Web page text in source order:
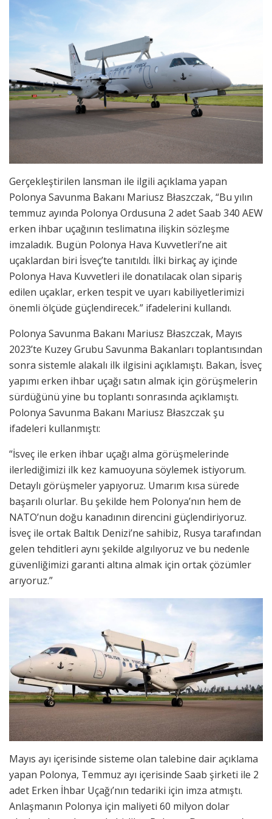
Gerçekleştirilen lansman ile ilgili açıklama yapan
Polonya Savunma Bakanı Mariusz Błaszczak, “Bu yılın
temmuz ayında Polonya Ordusuna 2 adet Saab 340 AEW
erken ihbar uçağının teslimatına ilişkin sözleşme
imzaladık. Bugün Polonya Hava Kuvvetleri’ne ait
uçaklardan biri İsveç’te tanıtıldı. İlki birkaç ay içinde
Polonya Hava Kuvvetleri ile donatılacak olan sipariş
edilen uçaklar, erken tespit ve uyarı kabiliyetlerimizi
önemli ölçüde güçlendirecek.” ifadelerini kullandı.
Polonya Savunma Bakanı Mariusz Błaszczak, Mayıs
2023’te Kuzey Grubu Savunma Bakanları toplantısından
sonra sistemle alakalı ilk ilgisini açıklamıştı. Bakan, İsveç
yapımı erken ihbar uçağı satın almak için görüşmelerin
sürdüğünü yine bu toplantı sonrasında açıklamıştı.
Polonya Savunma Bakanı Mariusz Błaszczak şu
ifadeleri kullanmıştı:
“İsveç ile erken ihbar uçağı alma görüşmelerinde
ilerlediğimizi ilk kez kamuoyuna söylemek istiyorum.
Detaylı görüşmeler yapıyoruz. Umarım kısa sürede
başarılı olurlar. Bu şekilde hem Polonya’nın hem de
NATO’nun doğu kanadının direncini güçlendiriyoruz.
İsveç ile ortak Baltık Denizi’ne sahibiz, Rusya tarafından
gelen tehditleri aynı şekilde algılıyoruz ve bu nedenle
güvenliğimizi garanti altına almak için ortak çözümler
arıyoruz.”
Mayıs ayı içerisinde sisteme olan talebine dair açıklama
yapan Polonya, Temmuz ayı içerisinde Saab şirketi ile 2
adet Erken İhbar Uçağı’nın tedariki için imza atmıştı.
Anlaşmanın Polonya için maliyeti 60 milyon dolar